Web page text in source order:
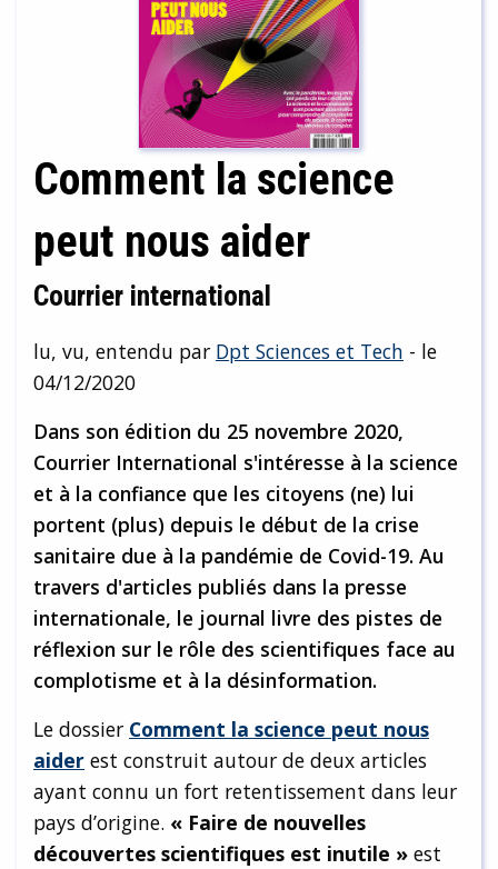
Comment la science
peut nous aider
Courrier international
lu, vu, entendu par Dpt Sciences et Tech - le
04/12/2020
Dans son édition du 25 novembre 2020,
Courrier International s'intéresse à la science
et à la confiance que les citoyens (ne) lui
portent (plus) depuis le début de la crise
sanitaire due à la pandémie de Covid-19. Au
travers d'articles publiés dans la presse
internationale, le journal livre des pistes de
réflexion sur le rôle des scientifiques face au
complotisme et à la désinformation.
Le dossier Comment la science peut nous
aider est construit autour de deux articles
ayant connu un fort retentissement dans leur
pays d’origine. « Faire de nouvelles
découvertes scientifiques est inutile » est